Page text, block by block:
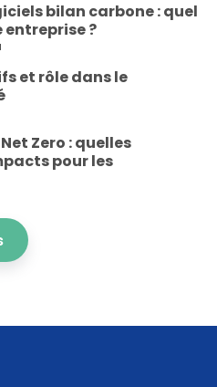
bilan carbone : quel
?
et rôle dans le
Zero : quelles
pour les